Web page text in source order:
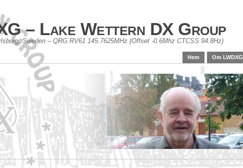
– Lake Wettern DX Group
Sweden – QRG RV61 145.7625MHz (Offset -0.6Mhz CTCSS 94.8Hz)
Hem Om LWDXG